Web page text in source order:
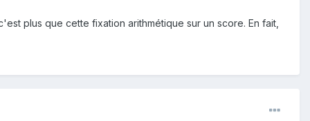
plus que cette fixation arithmétique sur un score. En fait,